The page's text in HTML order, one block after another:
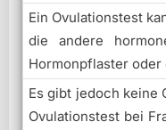
Ein Ovulationstest
die andere
Hormonpflaster oder
Es gibt jedoch keine
Ovulationstest bei